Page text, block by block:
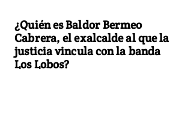
¿Quién es Baldor Bermeo
Cabrera, el exalcalde al que la
justicia vincula con la banda
Los Lobos?